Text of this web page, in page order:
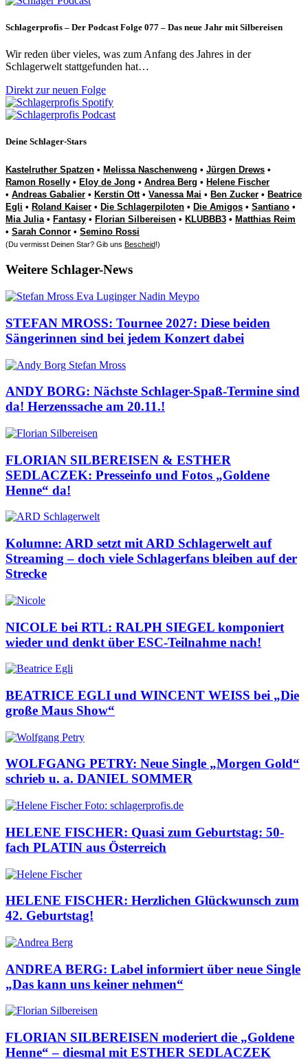
Schlagerprofis – Der Podcast Folge 077 – Das neue Jahr mit Silbereisen
Wir reden über vieles, was zum Anfang des Jahres in der
Schlagerwelt stattgefunden hat…
Direkt zur neuen Folge
Deine Schlager-Stars
Kastelruther Spatzen • Melissa Naschenweng • Jürgen Drews •
Ramon Roselly • Eloy de Jong • Andrea Berg • Helene Fischer
• Andreas Gabalier • Kerstin Ott• Vanessa Mai • Ben Zucker • Beatrice
Egli • Roland Kaiser • Die Schlagerpiloten • Die Amigos • Santiano •
Mia Julia • Fantasy • Florian Silbereisen • KLUBBB3 • Matthias Reim
• Sarah Connor • Semino Rossi
(Du vermisst Deinen Star? Gib uns Bescheid!)
Weitere Schlager-News
STEFAN MROSS: Tournee 2027: Diese beiden
Sängerinnen sind bei jedem Konzert dabei
ANDY BORG: Nächste Schlager-Spaß-Termine sind
da! Herzenssache am 20.11.!
FLORIAN SILBEREISEN & ESTHER
SEDLACZEK: Presseinfo und Fotos „Goldene
Henne“ da!
Kolumne: ARD setzt mit ARD Schlagerwelt auf
Streaming – doch viele Schlagerfans bleiben auf der
Strecke
NICOLE bei RTL: RALPH SIEGEL komponiert
wieder und denkt über ESC-Teilnahme nach!
BEATRICE EGLI und WINCENT WEISS bei „Die
große Maus Show“
WOLFGANG PETRY: Neue Single „Morgen Gold“
schrieb u. a. DANIEL SOMMER
HELENE FISCHER: Quasi zum Geburtstag: 50-
fach PLATIN aus Österreich
HELENE FISCHER: Herzlichen Glückwunsch zum
42. Geburtstag!
ANDREA BERG: Label informiert über neue Single
„Das kann uns keiner nehmen“
FLORIAN SILBEREISEN moderiert die „Goldene
Henne“ – diesmal mit ESTHER SEDLACZEK